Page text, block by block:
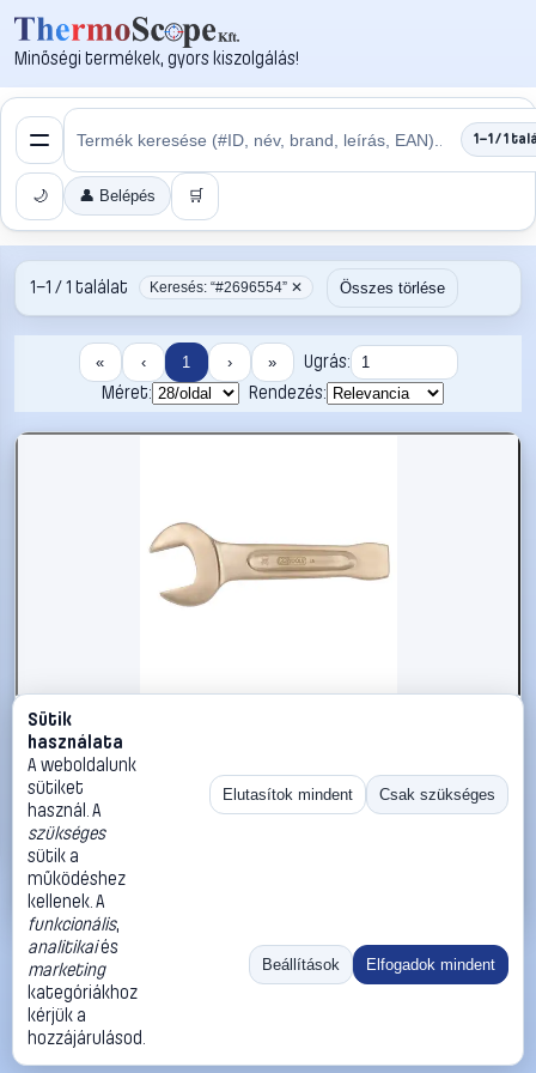
Minőségi termékek, gyors kiszolgálás!
1–1 / 1
🌙 👤 Belépés 🛒
1–1 / 1 találat Keresés: “#2696554” ✕ Összes törlése
« ‹ 1 › »
Ugrás:
Méret:
Rendezés:
#2696554
KS Tools 9637655 963.7655 Ütős csavarkulcs
Kulcsszélesség (metrikus) 88 mm
KS Tools Egyoldalas villáskulcsok
209 990 Ft
Kosárba
«
Ugrás:
Méret:
Rendezés:
©2026
ThermoScope
ÁSZF
Cégbemutató
Sütik
használata
A weboldalunk
sütiket
használ. A
szükséges
sütik a
működéshez
kellenek. A
funkcionális,
analitikaiés
marketing
kategóriákhoz
kérjük a
hozzájárulásod.
Elutasítok mindent Csak szükséges
Beállítások Elfogadok mindent